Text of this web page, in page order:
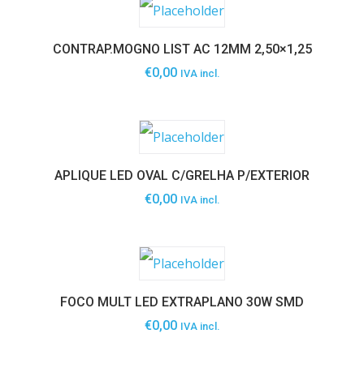
CONTRAP.MOGNO LIST AC 12MM 2,50×1,25
€0,00 IVA incl.
APLIQUE LED OVAL C/GRELHA P/EXTERIOR
€0,00 IVA incl.
FOCO MULT LED EXTRAPLANO 30W SMD
€0,00 IVA incl.